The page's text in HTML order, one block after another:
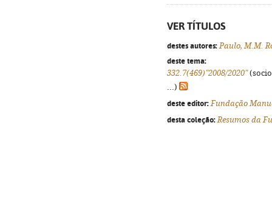
VER TÍTULOS
destes autores: Paulo, M.M.
deste tema:
332.7(469)"2008/2020"
...)
deste editor: Fundação
desta coleção: Resumos da